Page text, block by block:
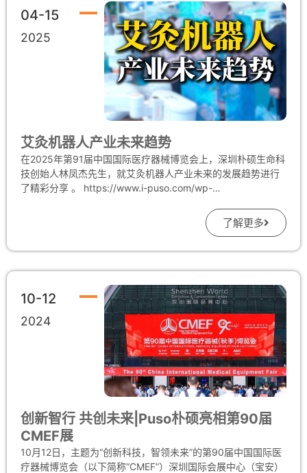
企业、科研机构和医疗机构多方协同合作，加强政策引导与扶
持，加大科研投入，培养复合型人才，共同攻克技术难题，完
善临床验证体系，促进中医药器械的成果转化与应用推广。 在
认真听取各方发言后，参会领导对此次调研进行了总结。他们
充分肯定了朴硕生命科技在中医科技领域所做出的积极探索与
创新实践，强调中医科技是推动中医药事业传承创新发展的重
要力量，希望公司能够继续发挥技术优势，加强产学研合作，
不断提升产品质量与服务水平，为解决中医药器械转化难点和
痛点问题贡献更多智慧和方案。同时，
04-15
2025
艾灸机器人产业未来趋势
在2025年第91届中国国际医疗器械博览会上，深圳朴硕生命科
技创始人林凤杰先生，就艾灸机器人产业未来的发展趋势进行
了精彩分享 。 https://www.i-puso.com/wp-
了解更多
10-12
2024
创新智行 共创未来|Puso朴硕亮相第90届
CMEF展
10月12日，主题为“创新科技，智领未来”的第90届中国国际医
疗器械博览会（以下简称“CMEF”）深圳国际会展中心（宝安）